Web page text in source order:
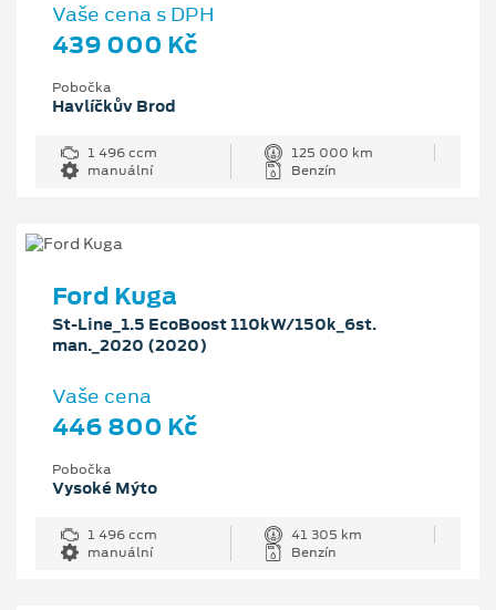
Vaše cena s DPH
439 000 Kč
Pobočka
Havlíčkův Brod
1 496 ccm
125 000 km
manuální
Benzín
Ford Kuga
St-Line_1.5 EcoBoost 110kW/150k_6st.
man._2020 (2020)
Vaše cena
446 800 Kč
Pobočka
Vysoké Mýto
1 496 ccm
41 305 km
manuální
Benzín